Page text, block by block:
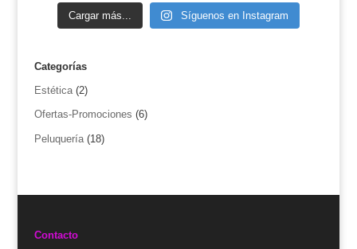
Cargar más... Síguenos en Instagram
Categorías
Estética(2)
Ofertas-Promociones (6)
Peluquería(18)
Contacto